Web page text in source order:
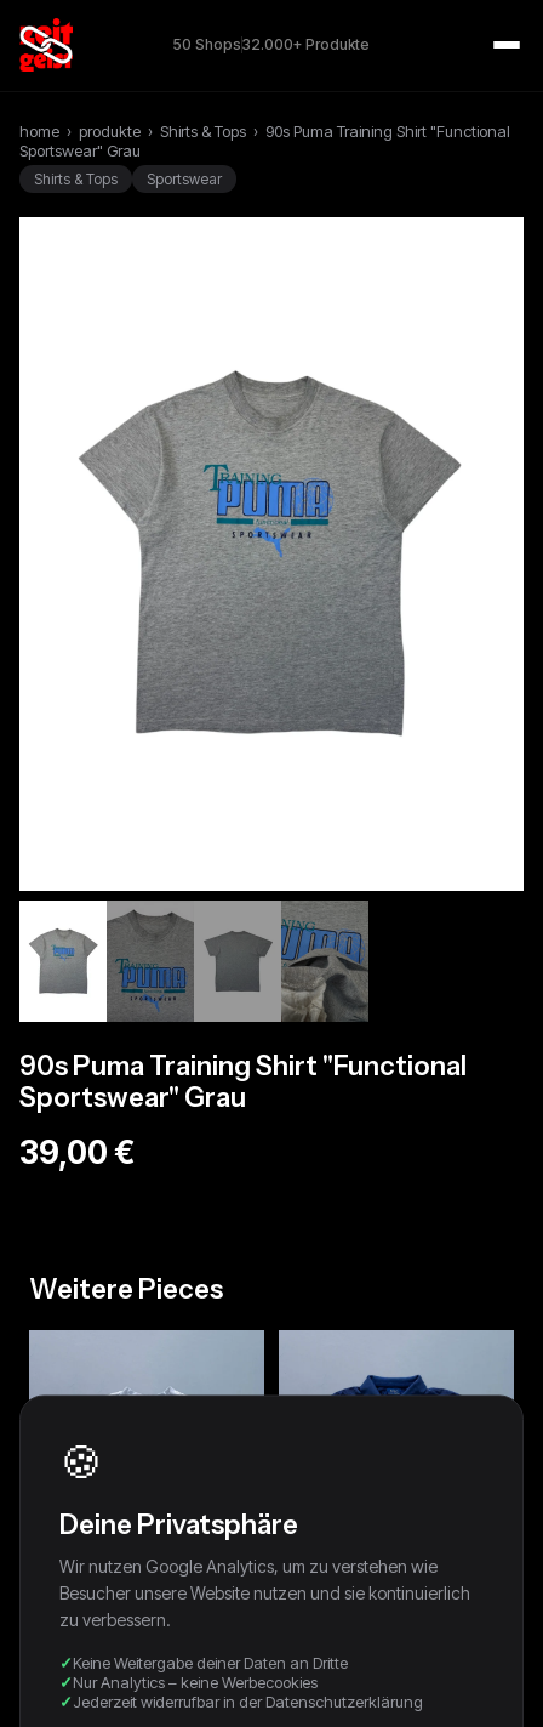
50 Shops32.000+ Produkte
home › produkte › Shirts & Tops › 90s Puma Training Shirt "Functional
Sportswear" Grau
Shirts & Tops Sportswear
90s Puma Training Shirt "Functional
Sportswear" Grau
39,00 €
Weitere Pieces
Nike Vintage T-Shirt | S
42,00 €
Polo Ralph Lauren *PREMIUM*
Vintage Polo-Shirt | L
38,00 €
🍪
Deine Privatsphäre
Wir nutzen Google Analytics, um zu verstehen wie
Besucher unsere Website nutzen und sie kontinuierlich
zu verbessern.
Keine Weitergabe deiner Daten an Dritte
Nur Analytics – keine Werbecookies
Jederzeit widerrufbar in der Datenschutzerklärung